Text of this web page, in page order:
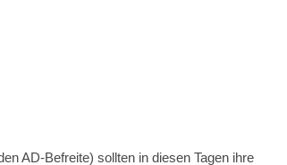
AD-Befreite) sollten in diesen Tagen ihre